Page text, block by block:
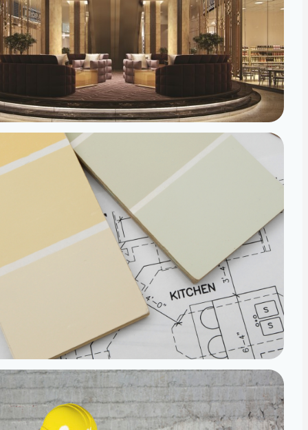
مساحات مصممة لتعيش تفاصيلها
الدقة من المخطط إلى الواقع